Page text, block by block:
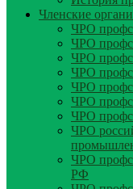
Членские
ЧРО
ЧРО
ЧРО
ЧРО
ЧРО
ЧРО
ЧРО
ЧРО
ЧРО
РФ